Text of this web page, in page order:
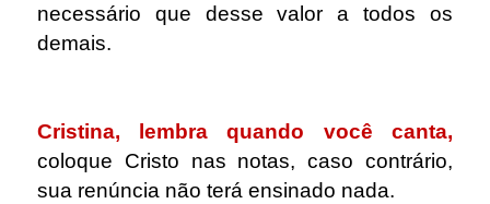
necessário que desse valor a todos os
demais.
Cristina, lembra quando você canta,
coloque Cristo nas notas, caso contrário,
sua renúncia não terá ensinado nada.